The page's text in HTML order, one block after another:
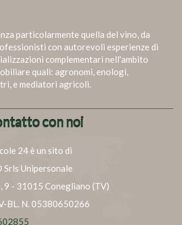
particolarmente quella del vino, da
con autorevoli esperienze di
complementari nell'ambito
quali: agronomi, enologi,
e mediatori agricoli.
con noi
24 è un sito di
Unipersonale
9 - 31015 Conegliano (TV)
BL. N. 05380650266